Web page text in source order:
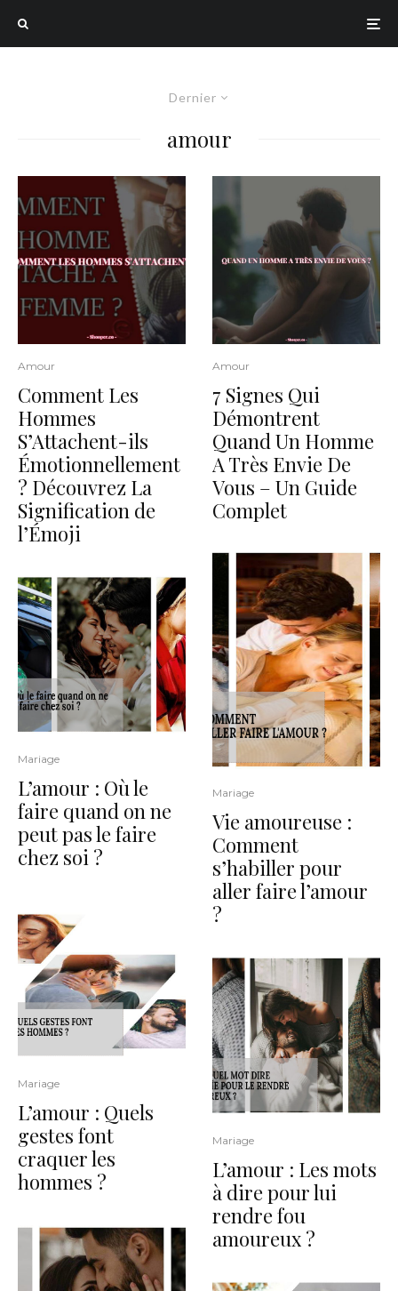
Dernier
amour
Amour
Comment Les
Hommes
S’Attachent-ils
Émotionnellement
? Découvrez La
Signification de
l’Émoji
Mariage
L’amour : Où le
faire quand on ne
peut pas le faire
chez soi ?
Mariage
L’amour : Quels
gestes font
craquer les
hommes ?
Amour
7 Signes Qui
Démontrent
Quand Un Homme
A Très Envie De
Vous – Un Guide
Complet
Mariage
Vie amoureuse :
Comment
s’habiller pour
aller faire l’amour
?
Mariage
L’amour : Les mots
à dire pour lui
rendre fou
amoureux ?